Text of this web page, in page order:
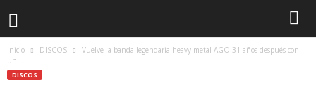
Inicio DISCOS
Vuelve la banda legendaria heavy metal AGO 31 años después con
un...
DISCOS